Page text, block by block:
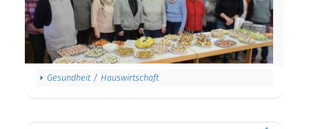
Gesundheit / Hauswirtschaft